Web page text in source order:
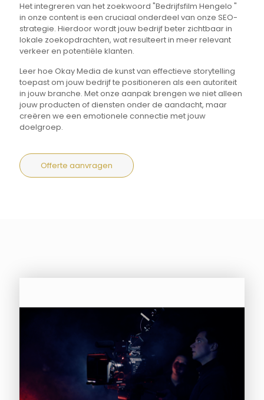
Het integreren van het zoekwoord "Bedrijfsfilm Hengelo "
in onze content is een cruciaal onderdeel van onze SEO-
strategie. Hierdoor wordt jouw bedrijf beter zichtbaar in
lokale zoekopdrachten, wat resulteert in meer relevant
verkeer en potentiële klanten.
Leer hoe Okay Media de kunst van effectieve storytelling
toepast om jouw bedrijf te positioneren als een autoriteit
in jouw branche. Met onze aanpak brengen we niet alleen
jouw producten of diensten onder de aandacht, maar
creëren we een emotionele connectie met jouw
doelgroep.
Offerte aanvragen